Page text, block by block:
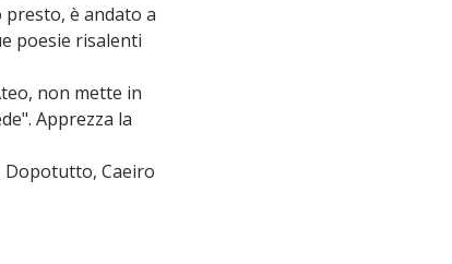
presto, è andato a
poesie risalenti
non mette in
Apprezza la
Dopotutto, Caeiro